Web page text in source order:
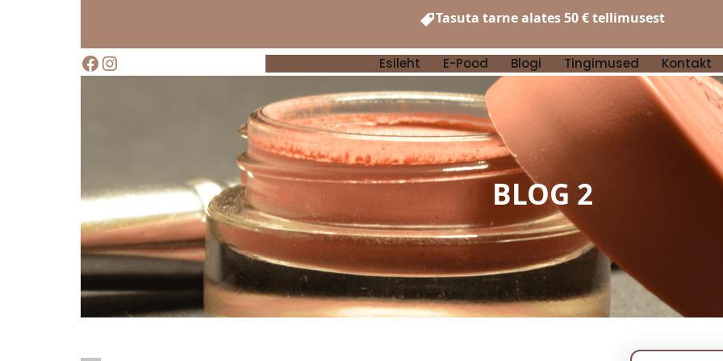
juurde
Tasuta tarne alates 50 € tellimusest
Facebook Instagram Esileht E-Pood Blogi Tingimused Kontakt
BLOG 2